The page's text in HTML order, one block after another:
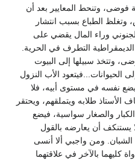
فوضى، وتنحط المعايير بعد أن
وتغلظ الطباع بسبب انتشار
وراء المال يقضي على
التطرف في الحرية.
وتتخذ سبيلها إلى البيوت
الحيوانات...فيتعود الأب النزول
يضع نفسه في مستوى أبيه، فلا
طلابه ويتملقهم، ويحتقر
والصغار سواسية، فيضع
أن يعارضه بالقول
الشبان. ومن واجبي ألا أنسى
كليهما بالآخر في علاقتهما